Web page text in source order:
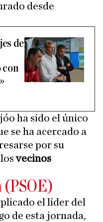
desde
de
con
ha sido el único
se ha acercado a
por su
losvecinos
(PSOE)
el líder del
de esta jornada,